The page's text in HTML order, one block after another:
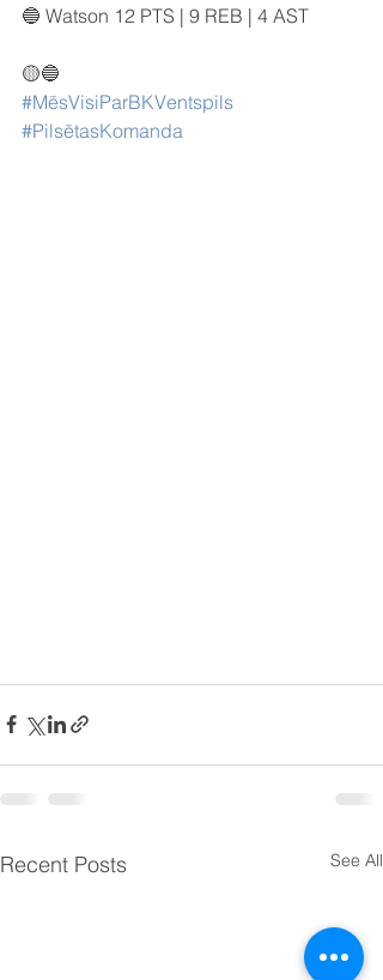
🔵 Watson 12 PTS | 9 REB | 4 AST
🟡🔵
#MēsVisiParBKVentspils
#PilsētasKomanda
Recent Posts See All